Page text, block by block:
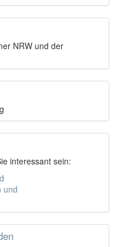
NRW und der
interessant sein:
und